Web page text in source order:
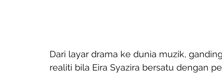
Dari layar drama ke dunia muzik,
realiti bila Eira Syazira bersatu dengan